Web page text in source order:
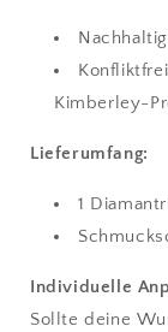
Kimberley-
Lieferumfang:
1
Individuelle
Sollte deine